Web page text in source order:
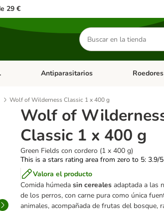
29 €
Buscar
productos
abierto: Gatos
Menú de categoria abierto: Dieta Vet.
Antiparasitarios Menú de
Wolf of Wilderness Classic 1 x 400 g
Wolf of
Classic 1 x 400 g
Green Fields con cordero (1 x 400 g)
This is a stars rating area from zero to 5: 3.9/5
Valora el producto
Comida húmeda sin cereales adaptada a las
de los perros, con carne pura como única
animales, acompañada de frutas del bosque,